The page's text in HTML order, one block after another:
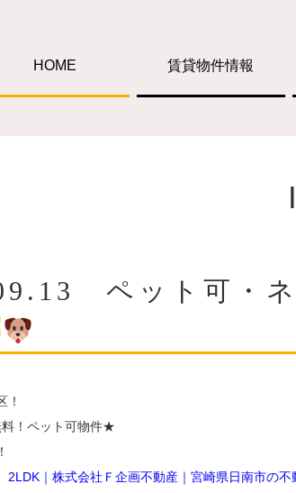
HOME 賃貸物件情報
ペット可・ネ
！
！ペット可物件★
｜株式会社Ｆ企画不動産｜宮崎県日南市の